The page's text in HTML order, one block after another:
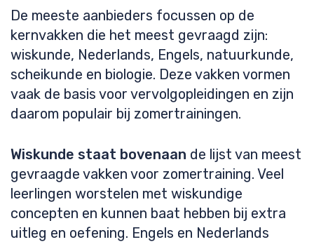
De meeste aanbieders focussen op de
kernvakken die het meest gevraagd zijn:
wiskunde, Nederlands, Engels, natuurkunde,
scheikunde en biologie. Deze vakken vormen
vaak de basis voor vervolgopleidingen en zijn
daarom populair bij zomertrainingen.
Wiskunde staat bovenaan de lijst van meest
gevraagde vakken voor zomertraining. Veel
leerlingen worstelen met wiskundige
concepten en kunnen baat hebben bij extra
uitleg en oefening. Engels en Nederlands